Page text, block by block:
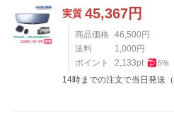
実質 45,367円
商品価格 46,500円
送料
1,000円
ポイント
2,133pt 5%
14時までの注文で当日発送（